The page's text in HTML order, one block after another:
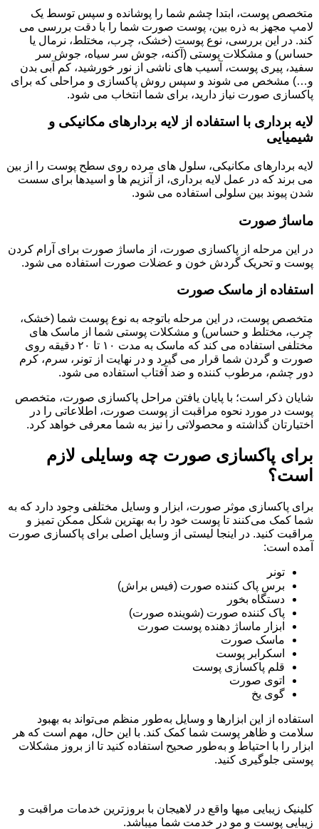
متخصص پوست، ابتدا چشم شما را پوشانده و سپس توسط یک
لامپ مجهز به ذره بین، پوست صورت شما را با دقت بررسی می
کند. در این بررسی، نوع پوست (خشک، چرب، مختلط، نرمال یا
حساس) و مشکلات پوستی (آکنه، جوش سر سیاه، جوش سر
سفید، پیری پوست، آسیب های ناشی از نور خورشید، کم آبی بدن
و…) مشخص می شوند و سپس روش پاکسازی و مراحلی که برای
پاکسازی صورت نیاز دارید، برای شما انتخاب می شود.
لایه برداری با استفاده از لایه بردارهای مکانیکی و
شیمیایی
لایه بردارهای مکانیکی، سلول های مرده روی سطح پوست را از بین
می برند که در عمل لایه برداری، از آنزیم ها و اسیدها برای سست
شدن پیوند بین سلولی استفاده می شود.
ماساژ صورت
در این مرحله از پاکسازی صورت، از ماساژ صورت برای آرام کردن
پوست و تحریک گردش خون و عضلات صورت استفاده می شود.
استفاده از ماسک صورت
متخصص پوست، در این مرحله باتوجه به نوع پوست شما (خشک،
چرب، مختلط و حساس) و مشکلات پوستی شما از ماسک های
مختلفی استفاده می کند که ماسک به مدت ۱۰ تا ۲۰ دقیقه روی
صورت و گردن شما قرار می گیرد و در نهایت از تونر، سرم، کرم
دور چشم، مرطوب کننده و ضد آفتاب استفاده می شود.
شایان ذکر است؛ با پایان یافتن مراحل پاکسازی صورت، متخصص
پوست در مورد نحوه مراقبت از پوست صورت، اطلاعاتی را در
اختیارتان گذاشته و محصولاتی را نیز به شما معرفی خواهد کرد.
برای پاکسازی صورت چه وسایلی لازم
است؟
برای پاکسازی موثر صورت، ابزار و وسایل مختلفی وجود دارد که به
شما کمک می‌کنند تا پوست خود را به بهترین شکل ممکن تمیز و
مراقبت کنید. در اینجا لیستی از وسایل اصلی برای پاکسازی صورت
آمده است:
تونر
برس پاک کننده صورت (فیس براش)
دستگاه بخور
پاک کننده صورت (شوینده صورت)
ابزار ماساژ دهنده پوست صورت
ماسک صورت
اسکرابر پوست
قلم پاکسازی پوست
اتوی صورت
گوی یخ
استفاده از این ابزارها و وسایل به‌طور منظم می‌تواند به بهبود
سلامت و ظاهر پوست شما کمک کند. با این حال، مهم است که هر
ابزار را با احتیاط و به‌طور صحیح استفاده کنید تا از بروز مشکلات
پوستی جلوگیری کنید.
کلینیک زیبایی میها واقع در لاهیجان با بروزترین خدمات مراقبت و
زیبایی پوست و مو در خدمت شما میباشد.